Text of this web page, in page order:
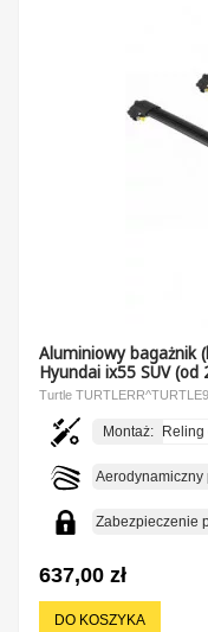
Aluminiowy bagażnik
Hyundai ix55 SUV (od
Turtle
Montaż: Reling
Aerodynamiczny
Zabezpieczenie
637,00 zł
DO KOSZYKA